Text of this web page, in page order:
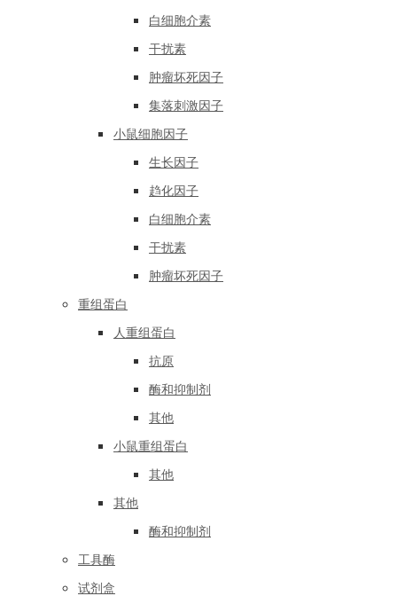
白细胞介素
干扰素
肿瘤坏死因子
集落刺激因子
小鼠细胞因子
生长因子
趋化因子
白细胞介素
干扰素
肿瘤坏死因子
重组蛋白
人重组蛋白
抗原
酶和抑制剂
其他
小鼠重组蛋白
其他
其他
酶和抑制剂
工具酶
试剂盒